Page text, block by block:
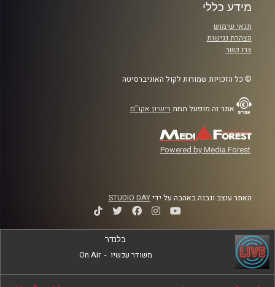
מידע כללי
תנאי שימוש
הצהרת נגישות
צרו קשר
© כל הזכויות שמורות לקול האוניברסיטה
אתר זה מופעל תחת רישיון אקו"ם
Powered by Media Forest
האתר עוצב ונבנה באהבה על ידיSTUDIO DAY
בלנדר
משודר עכשיו -
On Air